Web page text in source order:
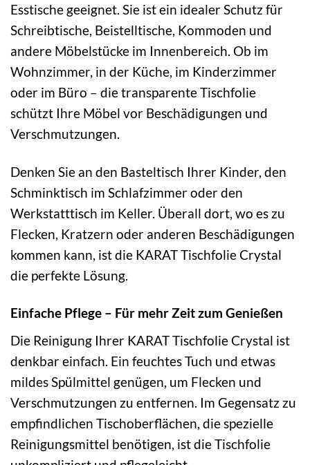
Esstische geeignet. Sie ist ein idealer Schutz für
Schreibtische, Beistelltische, Kommoden und
andere Möbelstücke im Innenbereich. Ob im
Wohnzimmer, in der Küche, im Kinderzimmer
oder im Büro – die transparente Tischfolie
schützt Ihre Möbel vor Beschädigungen und
Verschmutzungen.
Denken Sie an den Basteltisch Ihrer Kinder, den
Schminktisch im Schlafzimmer oder den
Werkstatttisch im Keller. Überall dort, wo es zu
Flecken, Kratzern oder anderen Beschädigungen
kommen kann, ist die KARAT Tischfolie Crystal
die perfekte Lösung.
Einfache Pflege – Für mehr Zeit zum Genießen
Die Reinigung Ihrer KARAT Tischfolie Crystal ist
denkbar einfach. Ein feuchtes Tuch und etwas
mildes Spülmittel genügen, um Flecken und
Verschmutzungen zu entfernen. Im Gegensatz zu
empfindlichen Tischoberflächen, die spezielle
Reinigungsmittel benötigen, ist die Tischfolie